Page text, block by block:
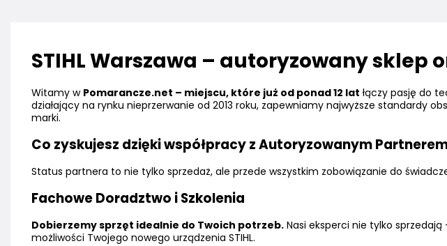
STIHL Warszawa – autoryzowany sklep
Witamy w Pomarancze.net – miejscu, które już od ponad 12 lat łączy pasję do
działający na rynku nieprzerwanie od 2013 roku, zapewniamy najwyższe standardy
marki.
Co zyskujesz dzięki współpracy z Autoryzowanym
Status partnera to nie tylko sprzedaż, ale przede wszystkim zobowiązanie do
Fachowe Doradztwo i Szkolenia
Dobierzemy sprzęt idealnie do Twoich potrzeb. Nasi eksperci nie tylko
możliwości Twojego nowego urządzenia STIHL.